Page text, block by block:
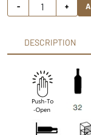
- +
DESCRIPTION